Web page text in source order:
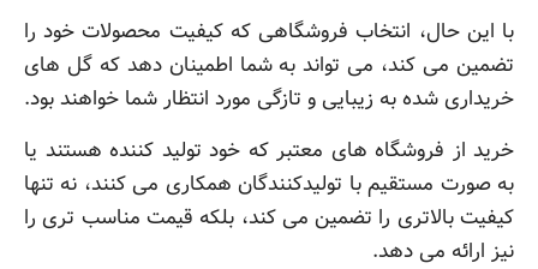
با این حال، انتخاب فروشگاهی که کیفیت محصولات خود را
تضمین می کند، می تواند به شما اطمینان دهد که گل های
خریداری شده به زیبایی و تازگی مورد انتظار شما خواهند بود.
خرید از فروشگاه های معتبر که خود تولید کننده هستند یا
به صورت مستقیم با تولیدکنندگان همکاری می کنند، نه تنها
کیفیت بالاتری را تضمین می کند، بلکه قیمت مناسب تری را
نیز ارائه می دهد.